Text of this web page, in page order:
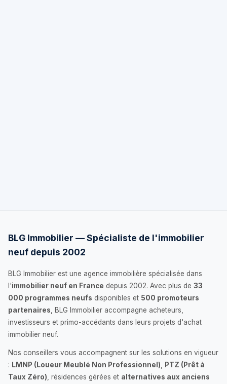
BLG Immobilier — Spécialiste de l'immobilier
neuf depuis 2002
BLG Immobilier est une agence immobilière spécialisée dans
l'immobilier neuf en France depuis 2002. Avec plus de 33
000 programmes neufs disponibles et 500 promoteurs
partenaires , BLG Immobilier accompagne acheteurs,
investisseurs et primo-accédants dans leurs projets d'achat
immobilier neuf.
Nos conseillers vous accompagnent sur les solutions en vigueur
: LMNP (Loueur Meublé Non Professionnel)
PTZ (Prêt à
Taux Zéro) , résidences gérées et alternatives aux anciens